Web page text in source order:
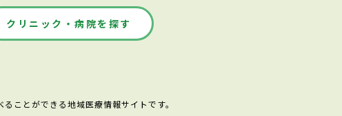
クリニック・病院を探す
ことができる地域医療情報サイトです。